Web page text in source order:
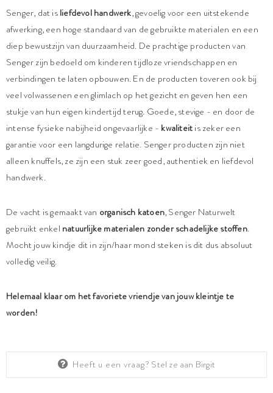
Senger, dat isliefdevol handwerk, gevoelig voor een uitstekende
afwerking, een hoge standaard van de gebruikte materialen en een
diep bewustzijn van duurzaamheid. De prachtige producten van
Senger zijn bedoeld om kinderen tijdloze vriendschappen en
verbindingen te laten opbouwen. En de producten toveren ook bij
veel volwassenen een glimlach op het gezicht en geven hen een
stukje van hun eigen kindertijd terug. Goede, stevige - en door de
intense fysieke nabijheid ongevaarlijke - kwaliteitis zeker een
garantie voor een langdurige relatie. Senger producten zijn niet
alleen knuffels, ze zijn een stuk zeer goed, authentiek en liefdevol
handwerk.
De vacht is gemaakt van organisch katoen, Senger Naturwelt
gebruikt enkel natuurlijke materialen zonder schadelijke stoffen.
Mocht jouw kindje dit in zijn/haar mond steken is dit dus absoluut
volledig veilig.
Helemaal klaar om het favoriete vriendje van jouw kleintje te
worden!
Heeft u een vraag? Stel ze aan Birgit